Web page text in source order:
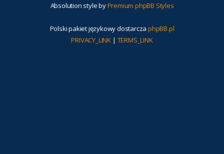
Absolution style byPremium phpBB Styles
Polski pakiet językowy dostarcza phpBB.pl
PRIVACY_LINK | TERMS_LINK